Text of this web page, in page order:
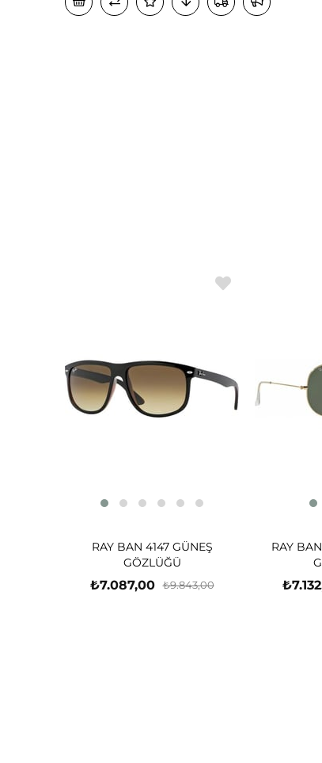
RAY BAN 4147 GÜNEŞ
GÖZLÜĞÜ
₺7.087,00 ₺9.843,00
RAY